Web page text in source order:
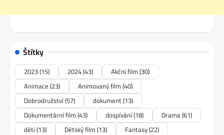
Štítky
2023(15) 2024(43) Akční film (30)
Animace (23) Animovaný film (40)
Dobrodružství(57) dokument(13)
Dokumentární film (43) dospívání(18) Drama(61)
děti (13) Dětský film (13) Fantasy(22)